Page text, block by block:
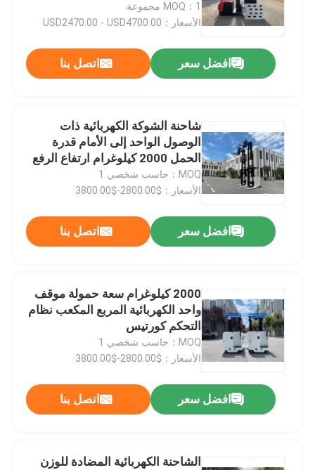
بيت
MOQ：1 مجموعة
الأسعار：USD2470.00 - USD4700.00
افضل سعر اتصل بنا
شاحنة الشوكة الكهربائية ذات
الوصول الواحد إلى الأمام قدرة
الحمل 2000 كيلوغرام ارتفاع الرفع
5000 متر
MOQ：حاسب شخصي 1
الأسعار：$2800.00-$3800.00
افضل سعر اتصل بنا
2000 كيلوغرام سعة حمولة موقف
واحد الكهربائية المربع المكعب نظام
التحكم كورتيس
MOQ：حاسب شخصي 1
الأسعار：$2800.00-$3800.00
افضل سعر اتصل بنا
الشاحنة الكهربائية المضادة للوزن